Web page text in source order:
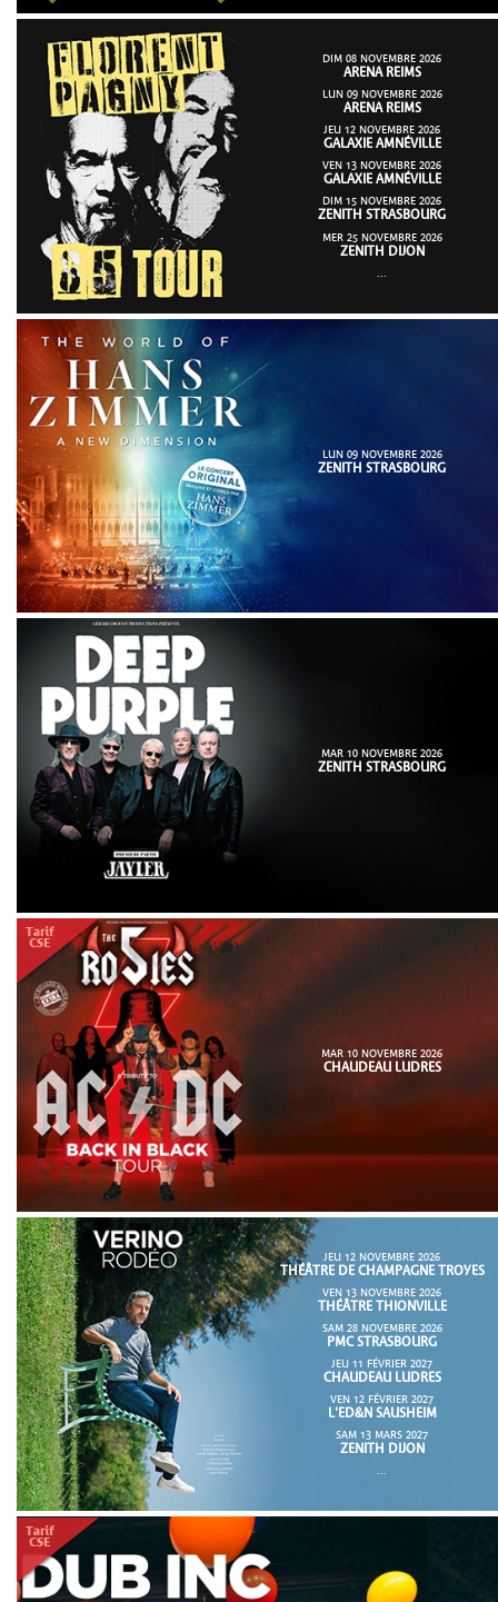
DIM 08 NOVEMBRE 2026
ARENA REIMS
LUN 09 NOVEMBRE 2026
ARENA REIMS
JEU 12 NOVEMBRE 2026
GALAXIE AMNÉVILLE
VEN 13 NOVEMBRE 2026
GALAXIE AMNÉVILLE
DIM 15 NOVEMBRE 2026
ZENITH STRASBOURG
MER 25 NOVEMBRE 2026
ZENITH DIJON
LUN 09 NOVEMBRE 2026
ZENITH STRASBOURG
MAR 10 NOVEMBRE 2026
ZENITH STRASBOURG
MAR 10 NOVEMBRE 2026
CHAUDEAU LUDRES
JEU 12 NOVEMBRE 2026
THÉÂTRE DE CHAMPAGNE TROYES
VEN 13 NOVEMBRE 2026
THÉÂTRE THIONVILLE
SAM 28 NOVEMBRE 2026
PMC STRASBOURG
JEU 11 FÉVRIER 2027
CHAUDEAU LUDRES
VEN 12 FÉVRIER 2027
L'ED&N SAUSHEIM
SAM 13 MARS 2027
ZENITH DIJON
...